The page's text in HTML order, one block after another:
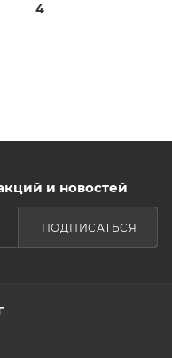
4
и новостей
ПОДПИСАТЬСЯ